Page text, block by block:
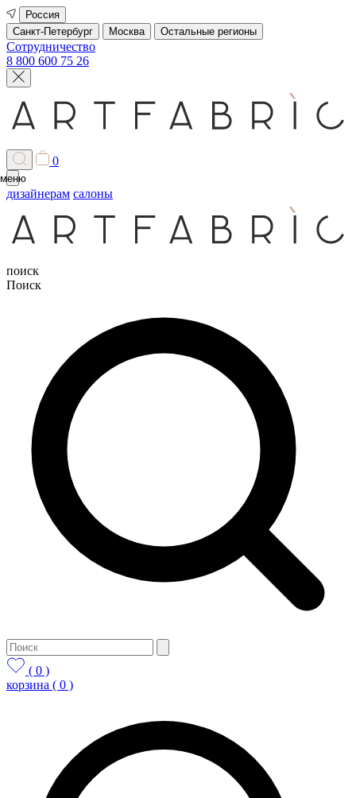
Россия
Санкт-Петербург
Москва Остальные регионы
Сотрудничество
8 800 600 75 26
0
меню
дизайнерам салоны
поиск
Поиск
( 0 )
корзина ( 0 )